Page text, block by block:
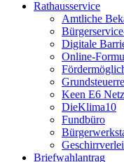
Rathausservice
Amtliche
Digitale
Online-
Keen E6
DieKlima10
Fundbüro
Briefwahlantrag